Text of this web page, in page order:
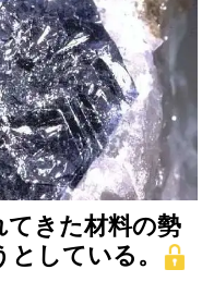
てきた材料の勢
している。